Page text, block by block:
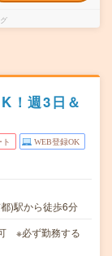
！週3日＆
ト WEB登録OK
)駅から徒歩6分
※必ず勤務する